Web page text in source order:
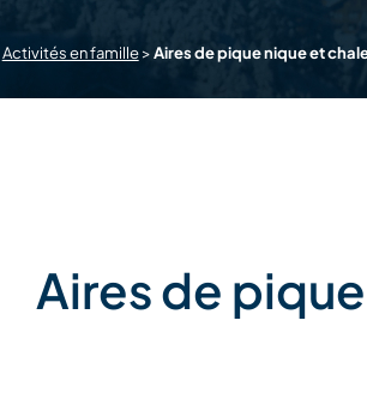
Activités en famille>Aires de pique nique et
Aires de